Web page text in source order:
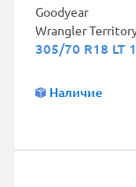
Goodyear
Wrangler
305/70 R18 LT
Наличие